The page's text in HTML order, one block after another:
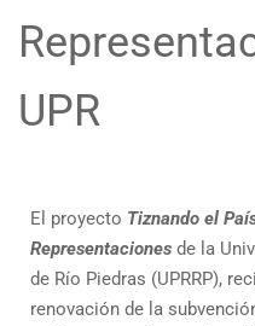
UPR
El proyecto Tiznando el
Representaciones de la
de Río Piedras (UPRRP),
renovación de la